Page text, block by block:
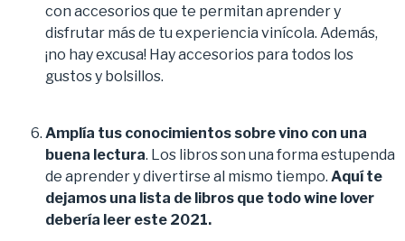
con accesorios que te permitan aprender y
disfrutar más de tu experiencia vinícola. Además,
¡no hay excusa! Hay accesorios para todos los
gustos y bolsillos.
Amplía tus conocimientos sobre vino con una
buena lectura. Los libros son una forma estupenda
de aprender y divertirse al mismo tiempo. Aquí te
dejamos una lista de libros que todo wine lover
debería leer este 2021.